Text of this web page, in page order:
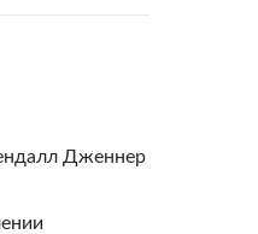
Дженнер